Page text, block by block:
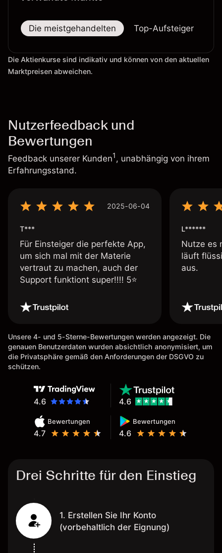
Die meistgehandelten Top-Aufsteiger
Die Aktienkurse sind indikativ und können von den aktuellen
Marktpreisen abweichen.
Nutzerfeedback und
Bewertungen
Feedback unserer Kunden1, unabhängig von ihrem
Erfahrungsstand.
2025-06-04
T***
Für Einsteiger die perfekte App,
um sich mal mit der Materie
vertraut zu machen, auch der
Support funktiont super!!!! 5⭐️
L******
Nutze es
läuft
aus.
Unsere 4- und 5-Sterne-Bewertungen werden angezeigt. Die
genauen Benutzerdaten wurden absichtlich anonymisiert, um
die Privatsphäre gemäß den Anforderungen der DSGVO zu
schützen.
4.6
Bewertungen
4.7
Bewertungen
4.6
4.6
Drei Schritte für den Einstieg
1. Erstellen Sie Ihr Konto
(vorbehaltlich der Eignung)